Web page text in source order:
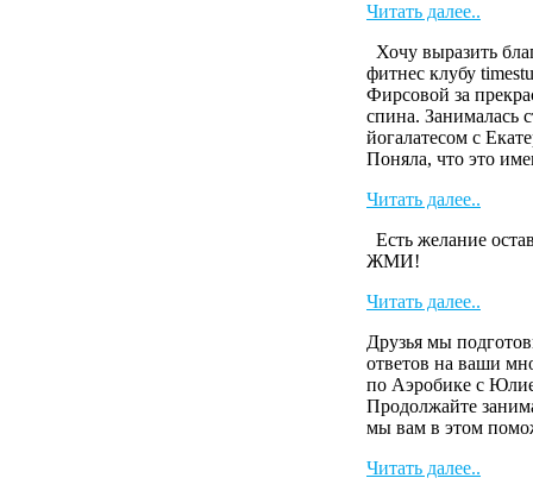
Читать далее..
Хочу выразить
фитнес клубу
Фирсовой за
спина. Занималась
йогалатесом с
Поняла, что это
Читать далее..
Есть желание
ЖМИ!
Читать далее..
Друзья мы
ответов на ваши
по Аэробике с
Продолжайте
мы вам в этом
Читать далее..